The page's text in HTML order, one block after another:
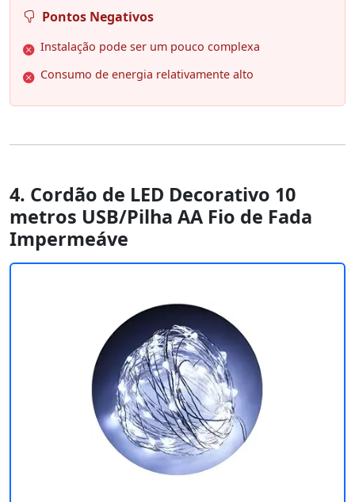
Pontos Negativos
Instalação pode ser um pouco complexa
Consumo de energia relativamente alto
4. Cordão de LED Decorativo 10
metros USB/Pilha AA Fio de Fada
Impermeáve